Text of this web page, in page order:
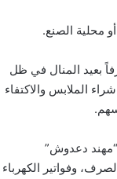
محلية الصنع.
بعيد المنال في ظل
الملابس والاكتفاء
النسيجي “مهند دعدوش”
وفواتير الكهرباء